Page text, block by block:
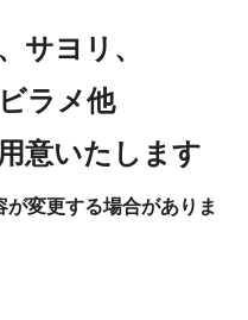
サヨリ、
ラメ他
意いたします
変更する場合がありま